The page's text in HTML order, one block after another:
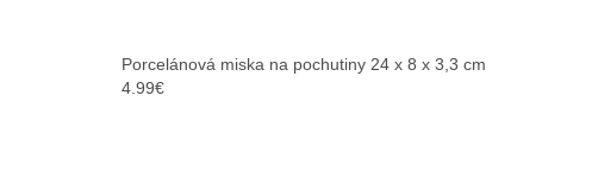
Porcelánová miska na pochutiny 24 x 8 x 3,3 cm
4.99€